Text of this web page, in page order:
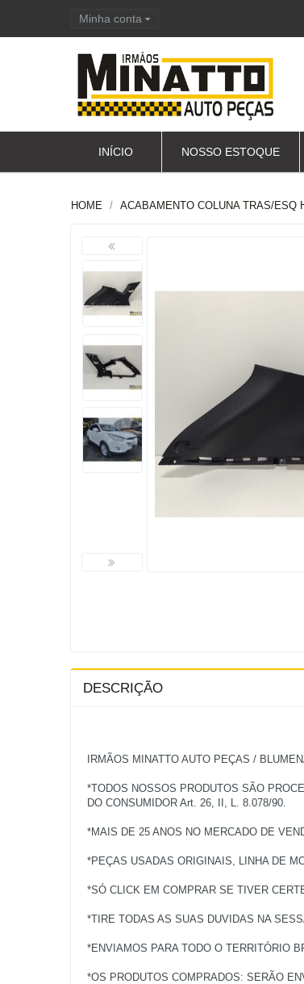
Minha conta
INÍCIO NOSSO ESTOQUE
HOME ACABAMENTO COLUNA TRAS/ESQ
DESCRIÇÃO
IRMÃOS MINATTO AUTO PEÇAS /
*TODOS NOSSOS PRODUTOS SÃO
DO CONSUMIDOR Art. 26, II, L. 8.078/90.
*MAIS DE 25 ANOS NO MERCADO DE
*PEÇAS USADAS ORIGINAIS, LINHA DE
*SÓ CLICK EM COMPRAR SE TIVER
*TIRE TODAS AS SUAS DUVIDAS NA
*ENVIAMOS PARA TODO O TERRITÓRIO
*OS PRODUTOS COMPRADOS: SERÃO